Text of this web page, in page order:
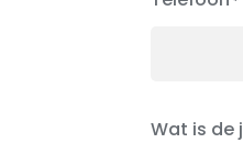
Wat is de